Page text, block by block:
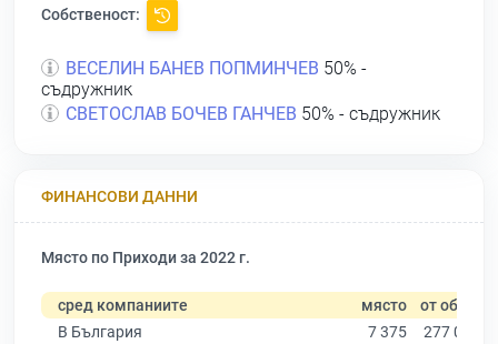
Собственост:
ВЕСЕЛИН БАНЕВ ПОПМИНЧЕВ 50% -
съдружник
СВЕТОСЛАВ БОЧЕВ ГАНЧЕВ 50% - съдружник
ФИНАНСОВИ ДАННИ
Място по Приходи за 2022 г.
сред компаниите място от общо
В България
7 375
277 019